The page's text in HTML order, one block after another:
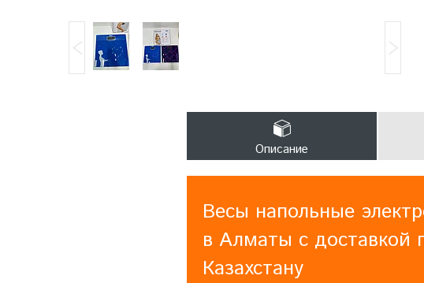
Описание
Весы напольные
в Алматы с доставкой
Казахстану